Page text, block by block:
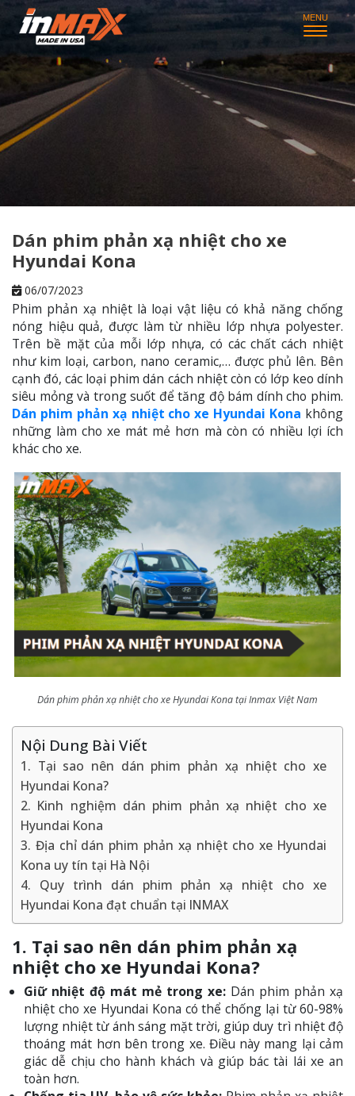
Dán phim phản xạ nhiệt cho xe
Hyundai Kona
06/07/2023
Phim phản xạ nhiệt là loại vật liệu có khả năng chống
nóng hiệu quả, được làm từ nhiều lớp nhựa polyester.
Trên bề mặt của mỗi lớp nhựa, có các chất cách nhiệt
như kim loại, carbon, nano ceramic,… được phủ lên. Bên
cạnh đó, các loại phim dán cách nhiệt còn có lớp keo dính
siêu mỏng và trong suốt để tăng độ bám dính cho phim.
Dán phim phản xạ nhiệt cho xe Hyundai Kona không
những làm cho xe mát mẻ hơn mà còn có nhiều lợi ích
khác cho xe.
Dán phim phản xạ nhiệt cho xe Hyundai Kona tại Inmax Việt Nam
Nội Dung Bài Viết
1. Tại sao nên dán phim phản xạ nhiệt cho xe
Hyundai Kona?
2. Kinh nghiệm dán phim phản xạ nhiệt cho xe
Hyundai Kona
3. Địa chỉ dán phim phản xạ nhiệt cho xe Hyundai
Kona uy tín tại Hà Nội
4. Quy trình dán phim phản xạ nhiệt cho xe
Hyundai Kona đạt chuẩn tại INMAX
1. Tại sao nên dán phim phản xạ
nhiệt cho xe Hyundai Kona?
Giữ nhiệt độ mát mẻ trong xe: Dán phim phản xạ
nhiệt cho xe Hyundai Kona có thể chống lại từ 60-98%
lượng nhiệt từ ánh sáng mặt trời, giúp duy trì nhiệt độ
thoáng mát hơn bên trong xe. Điều này mang lại cảm
giác dễ chịu cho hành khách và giúp bác tài lái xe an
toàn hơn.